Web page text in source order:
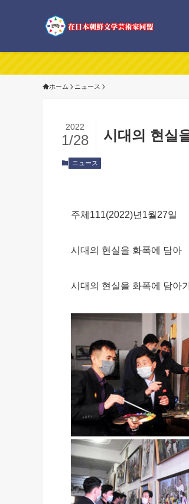
ホーム ニュース
시대의 현실
2022
1/28
ニュース
주체111(2022)년1월27일
시대의 현실을 화폭에 담아
시대의 현실을 화폭에 담아